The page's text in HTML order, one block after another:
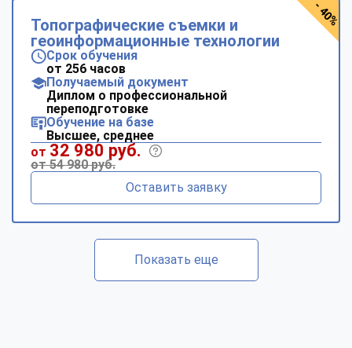
Топографические съемки и
геоинформационные технологии
Срок обучения
от 256 часов
Получаемый документ
Диплом о профессиональной
переподготовке
Обучение на базе
Высшее, среднее
от 32 980 руб.
от 54 980 руб.
Оставить заявку
- 40%
Показать еще